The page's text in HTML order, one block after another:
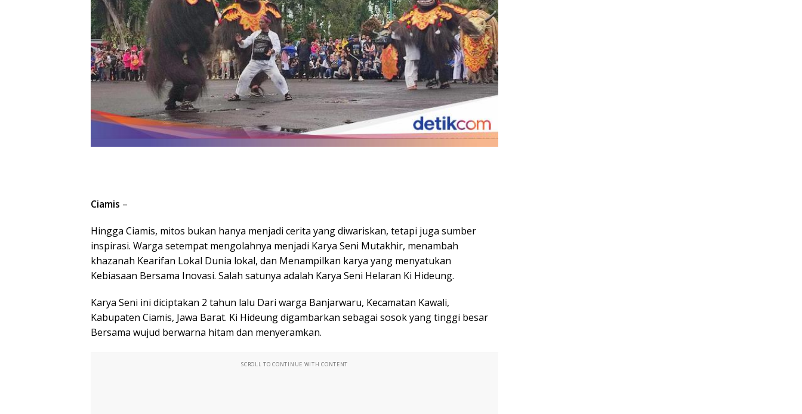
Ciamis –
Hingga Ciamis, mitos bukan hanya menjadi cerita yang diwariskan, tetapi juga sumber
inspirasi. Warga setempat mengolahnya menjadi Karya Seni Mutakhir, menambah
khazanah Kearifan Lokal Dunia lokal, dan Menampilkan karya yang menyatukan
Kebiasaan Bersama Inovasi. Salah satunya adalah Karya Seni Helaran Ki Hideung.
Karya Seni ini diciptakan 2 tahun lalu Dari warga Banjarwaru, Kecamatan Kawali,
Kabupaten Ciamis, Jawa Barat. Ki Hideung digambarkan sebagai sosok yang tinggi besar
Bersama wujud berwarna hitam dan menyeramkan.
SCROLL TO CONTINUE WITH CONTENT